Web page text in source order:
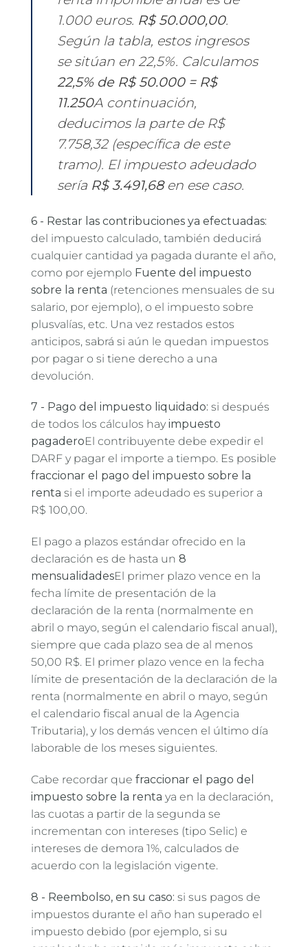
1.000 euros. R$ 50.000,00.
Según la tabla, estos ingresos
se sitúan en 22,5%. Calculamos
22,5% de R$ 50.000 = R$
11.250A continuación,
deducimos la parte de R$
7.758,32 (específica de este
tramo). El impuesto adeudado
sería R$ 3.491,68en ese caso.
6 - Restar las contribuciones ya efectuadas:
del impuesto calculado, también deducirá
cualquier cantidad ya pagada durante el año,
como por ejemplo Fuente del impuesto
sobre la renta (retenciones mensuales de su
salario, por ejemplo), o el impuesto sobre
plusvalías, etc. Una vez restados estos
anticipos, sabrá si aún le quedan impuestos
por pagar o si tiene derecho a una
devolución.
7 - Pago del impuesto liquidado: si después
de todos los cálculos hay impuesto
pagaderoEl contribuyente debe expedir el
DARF y pagar el importe a tiempo. Es posible
fraccionar el pago del impuesto sobre la
renta si el importe adeudado es superior a
R$ 100,00.
El pago a plazos estándar ofrecido en la
declaración es de hasta un 8
mensualidadesEl primer plazo vence en la
fecha límite de presentación de la
declaración de la renta (normalmente en
abril o mayo, según el calendario fiscal anual),
siempre que cada plazo sea de al menos
50,00 R$. El primer plazo vence en la fecha
límite de presentación de la declaración de la
renta (normalmente en abril o mayo, según
el calendario fiscal anual de la Agencia
Tributaria), y los demás vencen el último día
laborable de los meses siguientes.
Cabe recordar que fraccionar el pago del
impuesto sobre la renta ya en la declaración,
las cuotas a partir de la segunda se
incrementan con intereses (tipo Selic) e
intereses de demora 1%, calculados de
acuerdo con la legislación vigente.
8 - Reembolso, en su caso: si sus pagos de
impuestos durante el año han superado el
impuesto debido (por ejemplo, si su